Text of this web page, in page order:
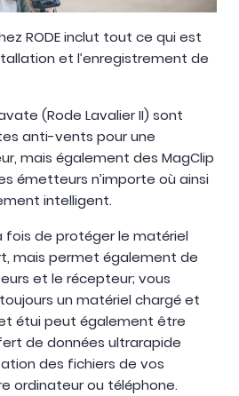
RODE inclut tout ce qui est
et l’enregistrement de
(Rode Lavalier II) sont
anti-vents pour une
mais également des MagClip
émetteurs n’importe où ainsi
intelligent.
de protéger le matériel
mais permet également de
et le récepteur; vous
un matériel chargé et
étui peut également être
de données ultrarapide
des fichiers de vos
ordinateur ou téléphone.